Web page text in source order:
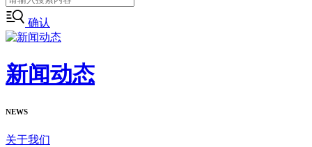
确认
新闻动态
NEWS
关于我们